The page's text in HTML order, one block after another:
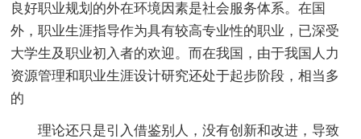
良好职业规划的外在环境因素是社会服务体系。在国
外，职业生涯指导作为具有较高专业性的职业，已深受
大学生及职业初入者的欢迎。而在我国，由于我国人力
资源管理和职业生涯设计研究还处于起步阶段，相当多
的
理论还只是引入借鉴别人，没有创新和改进，导致